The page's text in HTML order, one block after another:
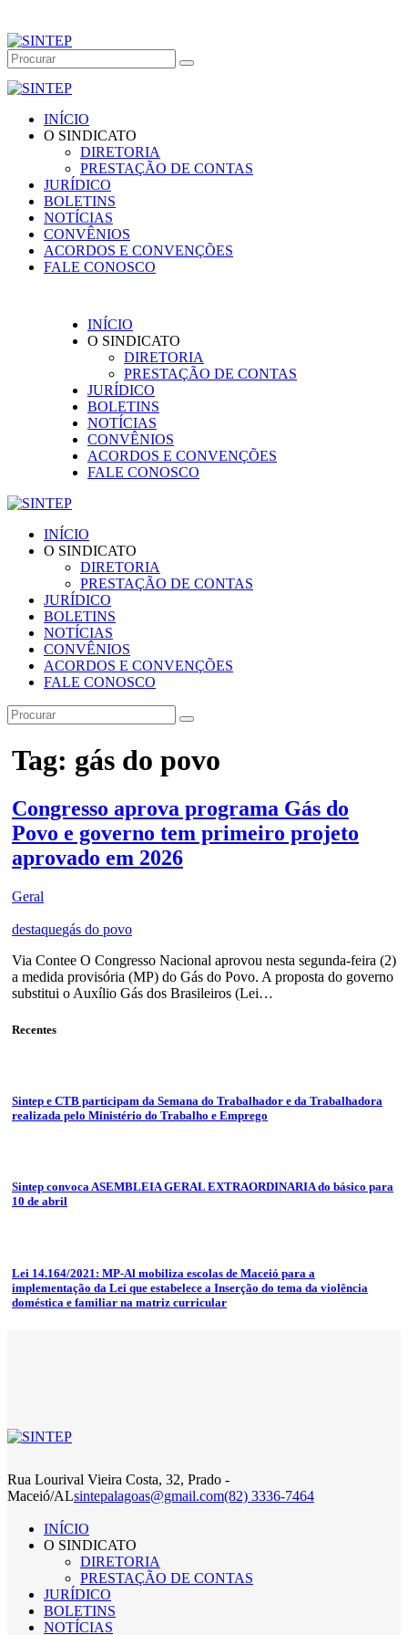
INÍCIO
O SINDICATO
DIRETORIA
PRESTAÇÃO DE CONTAS
JURÍDICO
BOLETINS
NOTÍCIAS
CONVÊNIOS
ACORDOS E CONVENÇÕES
FALE CONOSCO
INÍCIO
O SINDICATO
DIRETORIA
PRESTAÇÃO DE CONTAS
JURÍDICO
BOLETINS
NOTÍCIAS
CONVÊNIOS
ACORDOS E CONVENÇÕES
FALE CONOSCO
INÍCIO
O SINDICATO
DIRETORIA
PRESTAÇÃO DE CONTAS
JURÍDICO
BOLETINS
NOTÍCIAS
CONVÊNIOS
ACORDOS E CONVENÇÕES
FALE CONOSCO
Tag: gás do povo
Congresso aprova programa Gás do
Povo e governo tem primeiro projeto
aprovado em 2026
Geral
destaquegás do povo
Via Contee O Congresso Nacional aprovou nesta segunda-feira (2)
a medida provisória (MP) do Gás do Povo. A proposta do governo
substitui o Auxílio Gás dos Brasileiros (Lei…
Recentes
Sintep e CTB participam da Semana do Trabalhador e da Trabalhadora
realizada pelo Ministério do Trabalho e Emprego
Sintep convoca ASEMBLEIA GERAL EXTRAORDINARIA do básico para
10 de abril
Lei 14.164/2021: MP-Al mobiliza escolas de Maceió para a
implementação da Lei que estabelece a Inserção do tema da violência
doméstica e familiar na matriz curricular
Rua Lourival Vieira Costa, 32, Prado -
Maceió/ALsintepalagoas@gmail.com(82) 3336-7464
INÍCIO
O SINDICATO
DIRETORIA
PRESTAÇÃO DE CONTAS
JURÍDICO
BOLETINS
NOTÍCIAS